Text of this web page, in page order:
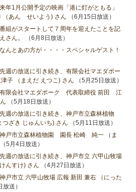
年1月公開予定の映画「港に灯がともる」
（あん せいよう) さん （6月15日放送）
組がスタートして７周年を迎えたことを記
さん。
（6月8日放送）
んとあの方が・・・・スペシャルゲスト！
週の放送に引き続き、有限会社マエダポー
（まえだ えつこ) さん （5月25日放送）
有限会社マエダポーク 代表取締役 前田 江
（5月18日放送）
週の放送に引き続き、神戸市立森林植物
ざき じゅんいち) さん （5月11日放送）
神戸市立森林植物園 園長 松崎 純一 （ま
（5月4日放送）
週の放送に引き続き、神戸市立 六甲山牧場
んすけ) さん （4月27日放送）
戸市立 六甲山牧場 広報 新田 兼右 （にった
放送）